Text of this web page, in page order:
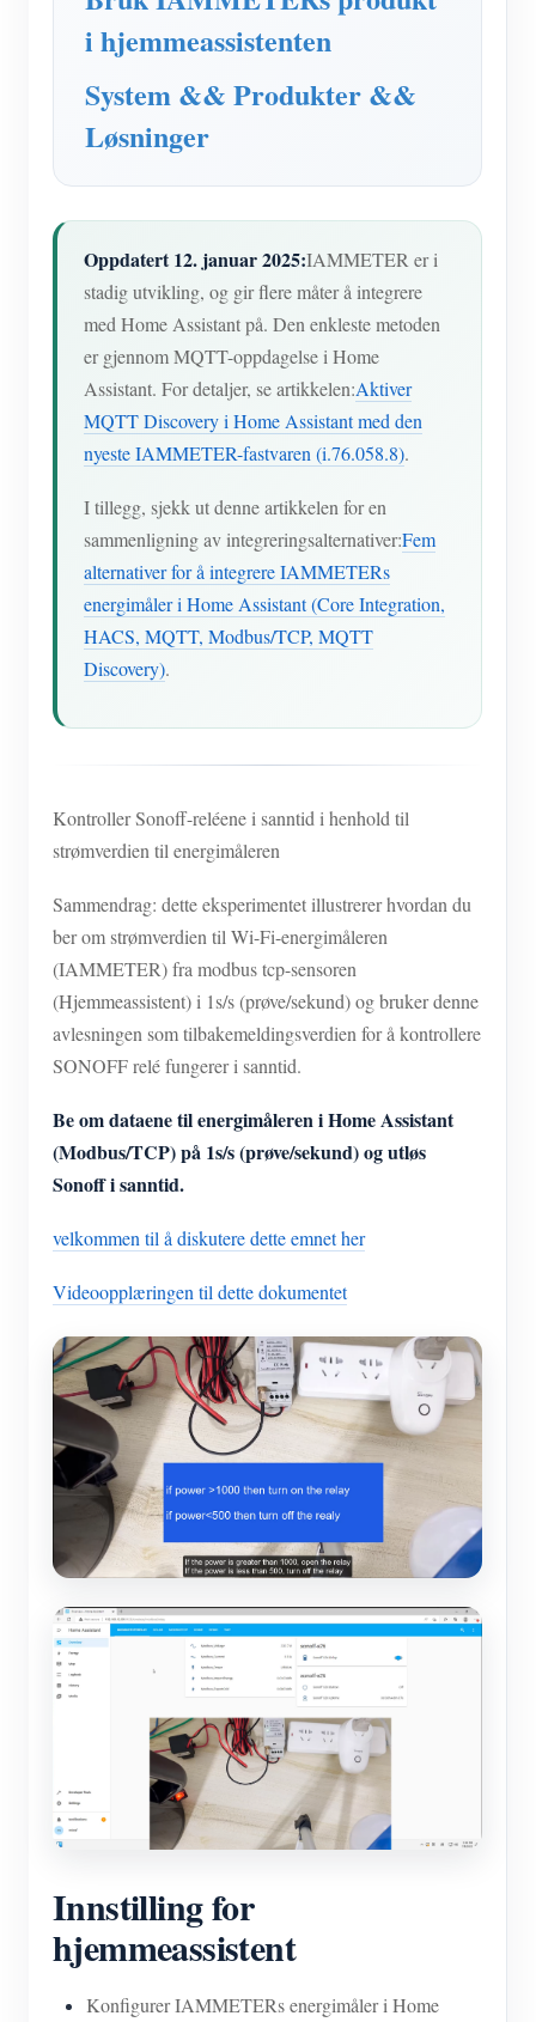
IAMMETER Simulator
Virtuell måler
System for energiprognoser og -simulering
applikasjoner
PV-varmekontrollsystem
Hjemmeautomatisering
Fabrikkenergiovervåking
Ressurser
Hurtigstart for produktet
Opplæringsvideo
FAQ
Blogger
Samfunnet
Utvikler
Utforske
Belønningsprogram
Ta kontakt med
Om oss
i hjemmeassistenten
System && Produkter &&
Løsninger
Oppdatert 12. januar 2025:IAMMETER er i
stadig utvikling, og gir flere måter å integrere
med Home Assistant på. Den enkleste metoden
er gjennom MQTT-oppdagelse i Home
Assistant. For detaljer, se artikkelen:Aktiver
MQTT Discovery i Home Assistant med den
nyeste IAMMETER-fastvaren (i.76.058.8).
I tillegg, sjekk ut denne artikkelen for en
sammenligning av integreringsalternativer:Fem
alternativer for å integrere IAMMETERs
energimåler i Home Assistant (Core Integration,
HACS, MQTT, Modbus/TCP, MQTT
Discovery).
Kontroller Sonoff-reléene i sanntid i henhold til
strømverdien til energimåleren
Sammendrag: dette eksperimentet illustrerer hvordan du
ber om strømverdien til Wi-Fi-energimåleren
(IAMMETER) fra modbus tcp-sensoren
(Hjemmeassistent) i 1s/s (prøve/sekund) og bruker denne
avlesningen som tilbakemeldingsverdien for å kontrollere
SONOFF relé fungerer i sanntid.
Be om dataene til energimåleren i Home Assistant
(Modbus/TCP) på 1s/s (prøve/sekund) og utløs
Sonoff i sanntid.
velkommen til å diskutere dette emnet her
Videoopplæringen til dette dokumentet
Innstilling for
hjemmeassistent
Konfigurer IAMMETERs energimåler i Home